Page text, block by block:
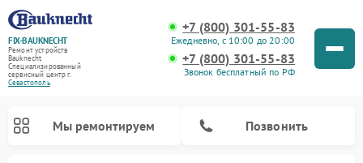
FIX-BAUKNECHT
Ремонт устройств
Bauknecht
Специализированный
cервисный центр г.
Севастополь
+7 (800) 301-55-83
Ежедневно, с 10:00 до 20:00
+7 (800) 301-55-83
Звонок бесплатный по РФ
Мы ремонтируем Позвонить